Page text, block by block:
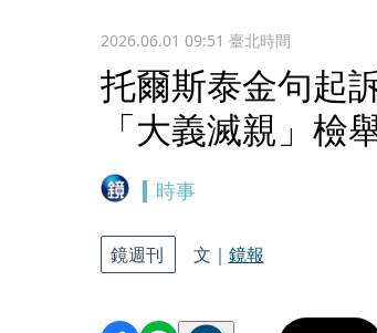
2026.06.01 09:51 臺北時間
托爾斯泰金句起
「大義滅親」檢
時事
鏡週刊 文｜ 鏡報